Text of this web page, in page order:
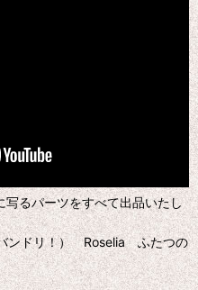
るパーツをすべて出品いたし
ンドリ！） Roselia ふたつの